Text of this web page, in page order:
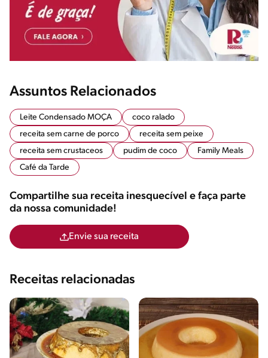
Assuntos Relacionados
Leite Condensado MOÇA
coco ralado
receita sem carne de porco
receita sem peixe
receita sem crustaceos
pudim de coco
Family Meals
Café da Tarde
Compartilhe sua receita inesquecível e faça parte
da nossa comunidade!
Envie sua receita
Receitas relacionadas